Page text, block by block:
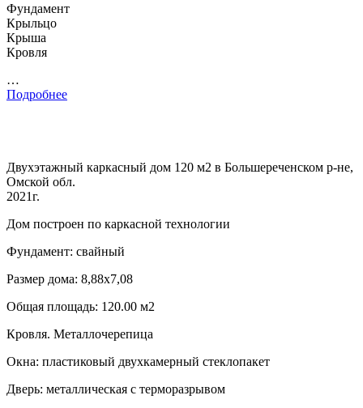
Фундамент
Крыльцо
Крыша
Кровля
…
Подробнее
Двухэтажный каркасный дом 120 м2 в Большереченском р-не,
Омской обл.
2021г.
Дом построен по каркасной технологии
Фундамент: свайный
Размер дома: 8,88х7,08
Общая площадь: 120.00 м2
Кровля. Металлочерепица
Окна: пластиковый двухкамерный стеклопакет
Дверь: металлическая с терморазрывом